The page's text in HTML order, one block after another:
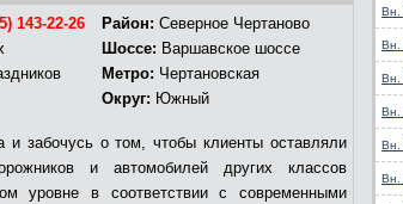
143-22-26
Район: Северное Чертаново
Шоссе: Варшавское шоссе
Метро: Чертановская
Округ: Южный
и забочусь о том, чтобы клиенты оставляли
и автомобилей других классов
уровне в соответствии с современными
Вн.
Вн.
Вн.
Вн.
Вн.
Вн.